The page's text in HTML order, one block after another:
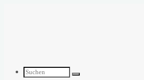
Suchen